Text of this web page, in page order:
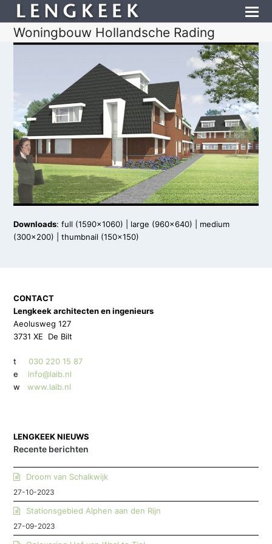
Woningbouw Hollandsche Rading
Downloads:full (1590x1060) large (960x640)
medium
(300x200) |thumbnail (150x150)
CONTACT
Lengkeek architecten en ingenieurs
Aeolusweg 127
3731 XE De Bilt
t030 220 15 87
e info@laib.nl
w
www.laib.nl
LENGKEEK NIEUWS
Recente berichten
Droom van Schalkwijk
27-10-2023
Stationsgebied Alphen aan den Rijn
27-09-2023